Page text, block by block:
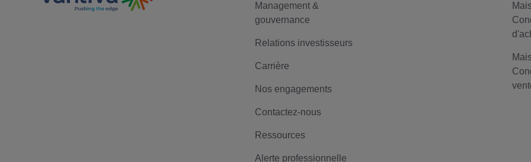
Management &
gouvernance
Relations investisseurs
Carrière
Nos engagements
Contactez-nous
Ressources
Alerte professionnelle